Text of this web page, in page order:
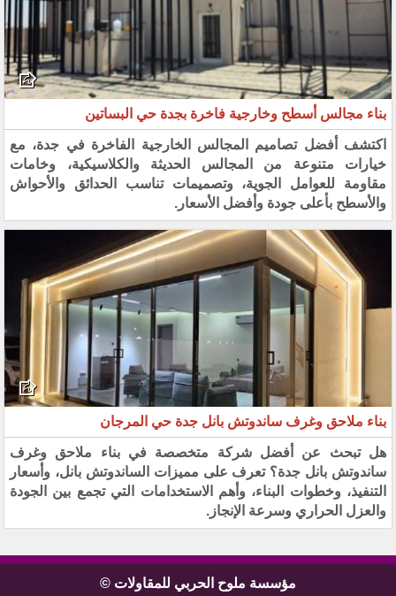
بناء مجالس أسطح وخارجية فاخرة بجدة حي البساتين
اكتشف أفضل تصاميم المجالس الخارجية الفاخرة في جدة، مع
خيارات متنوعة من المجالس الحديثة والكلاسيكية، وخامات
مقاومة للعوامل الجوية، وتصميمات تناسب الحدائق والأحواش
والأسطح بأعلى جودة وأفضل الأسعار.
بناء ملاحق وغرف ساندوتش بانل جدة حي المرجان
هل تبحث عن أفضل شركة متخصصة في بناء ملاحق وغرف
ساندوتش بانل جدة؟ تعرف على مميزات الساندوتش بانل، وأسعار
التنفيذ، وخطوات البناء، وأهم الاستخدامات التي تجمع بين الجودة
والعزل الحراري وسرعة الإنجاز.
مؤسسة ملوح الحربي للمقاولات ©